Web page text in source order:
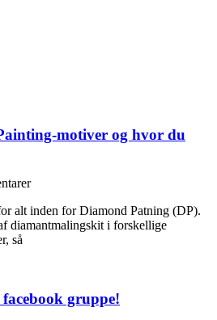
motiver og hvor du
alt inden for Diamond Patning (DP).
diamantmalingskit i forskellige
så
gruppe!